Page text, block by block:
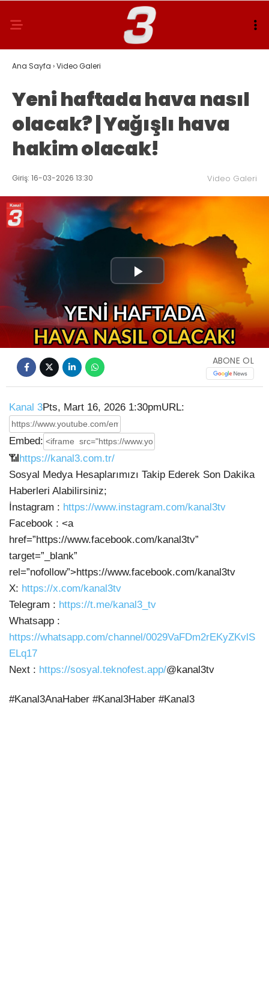
Ana Sayfa ›Video Galeri
Yeni haftada hava nasıl
olacak? | Yağışlı hava
hakim olacak!
Giriş: 16-03-2026 13:30 Video Galeri
Play
Video
ABONE OL
Kanal 3Pts, Mart 16, 2026 1:30pmURL:
Embed:
📶https://kanal3.com.tr/
Sosyal Medya Hesaplarımızı Takip Ederek Son Dakika
Haberleri Alabilirsiniz;
İnstagram : https://www.instagram.com/kanal3tv
Facebook : <a
href=”https://www.facebook.com/kanal3tv”
target=”_blank”
rel=”nofollow”>https://www.facebook.com/kanal3tv
X: https://x.com/kanal3tv
Telegram : https://t.me/kanal3_tv
Whatsapp :
https://whatsapp.com/channel/0029VaFDm2rEKyZKvlS
ELq17
Next : https://sosyal.teknofest.app/@kanal3tv
#Kanal3AnaHaber #Kanal3Haber #Kanal3